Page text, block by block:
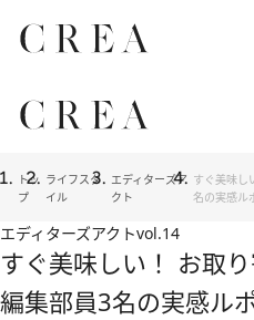
トッ
プ
ライフスタ
イル
エディターズア
クト
すぐ美味し
名の実感ル
エディターズアクトvol.14
すぐ美味しい！ お取
編集部員3名の実感ル